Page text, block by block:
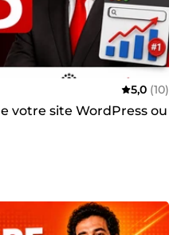
5,0 (10)
votre site WordPress ou